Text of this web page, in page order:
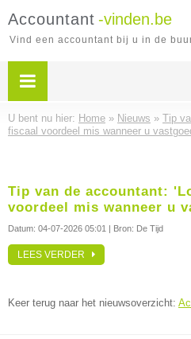
Accountant -vinden.be
Vind een accountant bij u in de
U bent nu hier: Home » Nieuws » Tip
fiscaal voordeel mis wanneer u
Tip van de accountant:
voordeel mis wanneer u
Datum: 04-07-2026 05:01 | Bron: De Tijd
LEES VERDER
Keer terug naar het nieuwsoverzicht: